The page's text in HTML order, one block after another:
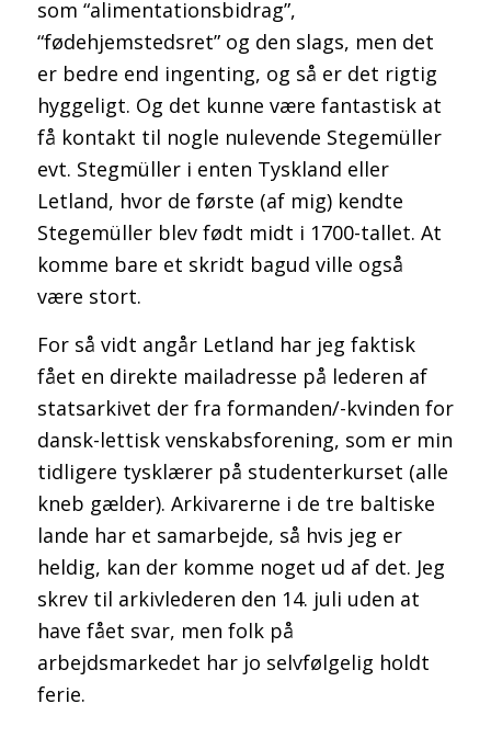
som “alimentationsbidrag”,
“fødehjemstedsret” og den slags, men det
er bedre end ingenting, og så er det rigtig
hyggeligt. Og det kunne være fantastisk at
få kontakt til nogle nulevende Stegemüller
evt. Stegmüller i enten Tyskland eller
Letland, hvor de første (af mig) kendte
Stegemüller blev født midt i 1700-tallet. At
komme bare et skridt bagud ville også
være stort.
For så vidt angår Letland har jeg faktisk
fået en direkte mailadresse på lederen af
statsarkivet der fra formanden/-kvinden for
dansk-lettisk venskabsforening, som er min
tidligere tysklærer på studenterkurset (alle
kneb gælder). Arkivarerne i de tre baltiske
lande har et samarbejde, så hvis jeg er
heldig, kan der komme noget ud af det. Jeg
skrev til arkivlederen den 14. juli uden at
have fået svar, men folk på
arbejdsmarkedet har jo selvfølgelig holdt
ferie.